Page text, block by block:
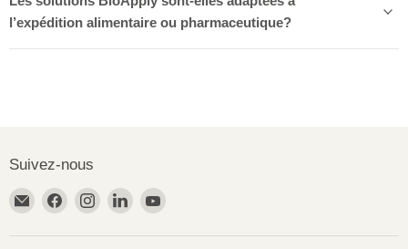
l’expédition alimentaire ou pharmaceutique?
Suivez-nous
Email
BioApply
Trouvez-
nous
sur
Trouvez-
nous
sur
Trouvez-
nous
sur
Trouvez-
sur